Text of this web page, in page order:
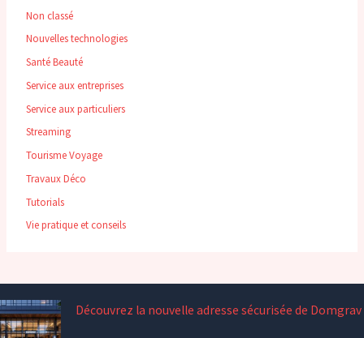
Non classé
Nouvelles technologies
Santé Beauté
Service aux entreprises
Service aux particuliers
Streaming
Tourisme Voyage
Travaux Déco
Tutorials
Vie pratique et conseils
Découvrez la nouvelle adresse sécurisée de Domgrav